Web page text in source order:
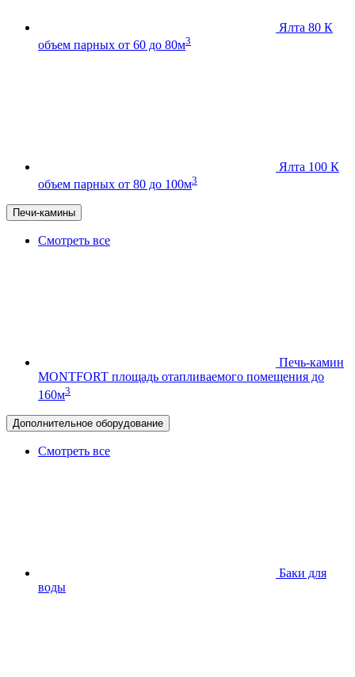
Ялта 80 К
объем парных от 60 до 80м3
Ялта 100 К
объем парных от 80 до 100м3
Печи-камины
Смотреть все
Печь-камин
MONTFORT площадь отапливаемого помещения до
160м3
Дополнительное оборудование
Смотреть все
Баки для
воды